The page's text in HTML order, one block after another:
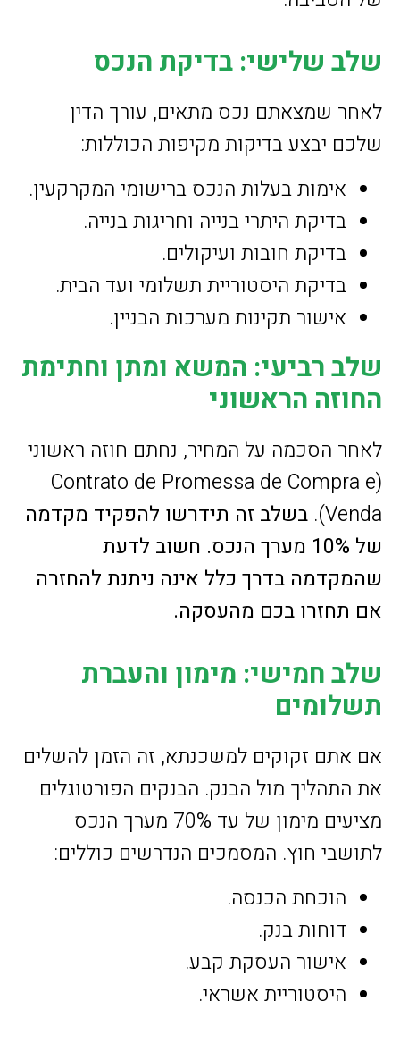
שלב שלישי: בדיקת הנכס
לאחר שמצאתם נכס מתאים, עורך הדין
שלכם יבצע בדיקות מקיפות הכוללות:
אימות בעלות הנכס ברישומי המקרקעין.
בדיקת היתרי בנייה וחריגות בנייה.
בדיקת חובות ועיקולים.
בדיקת היסטוריית תשלומי ועד הבית.
אישור תקינות מערכות הבניין.
שלב רביעי: המשא ומתן וחתימת
החוזה הראשוני
לאחר הסכמה על המחיר, נחתם חוזה ראשוני
(Contrato de Promessa de Compra e
Venda). בשלב זה תידרשו להפקיד מקדמה
של 10% מערך הנכס. חשוב לדעת
שהמקדמה בדרך כלל אינה ניתנת להחזרה
אם תחזרו בכם מהעסקה.
שלב חמישי: מימון והעברת
תשלומים
אם אתם זקוקים למשכנתא, זה הזמן להשלים
את התהליך מול הבנק. הבנקים הפורטוגלים
מציעים מימון של עד 70% מערך הנכס
לתושבי חוץ. המסמכים הנדרשים כוללים:
הוכחת הכנסה.
דוחות בנק.
אישור העסקת קבע.
היסטוריית אשראי.